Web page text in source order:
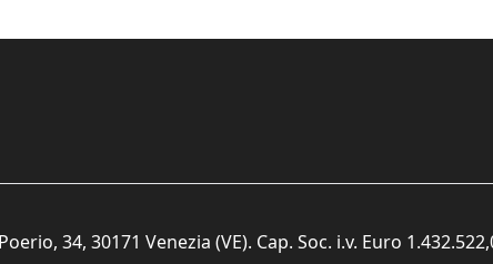
34, 30171 Venezia (VE). Cap. Soc. i.v. Euro